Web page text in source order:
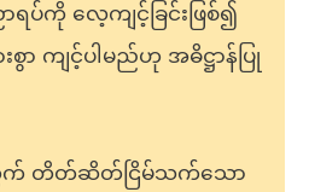
ရပ်ကို လေ့ကျင့်ခြင်းဖြစ်၍
ာ ကျင့်ပါမည်ဟု အဓိဋ္ဌာန်ပြု
က် တိတ်ဆိတ်ငြိမ်သက်သော